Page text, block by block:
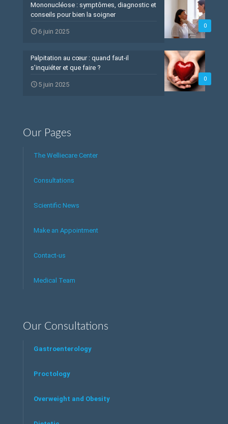
0
Mononucléose : symptômes, diagnostic et
conseils pour bien la soigner
6 juin 2025
0
Palpitation au cœur : quand faut-il
s’inquiéter et que faire ?
5 juin 2025
Our Pages
The Welliecare Center
Consultations
Scientific News
Make an Appointment
Contact-us
Medical Team
Our Consultations
Gastroenterology
Proctology
Overweight and Obesity